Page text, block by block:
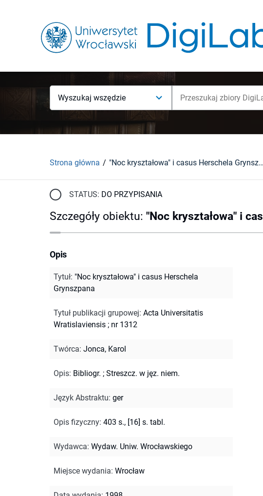
Wyszukaj wszędzie
Strona główna "Noc kryształowa" i casus Herschela Grynszpana
STATUS: DO PRZYPISANIA
Szczegóły obiektu: "Noc kryształowa" i
Opis
Tytuł: "Noc kryształowa" i casus Herschela
Grynszpana
Tytuł publikacji grupowej: Acta Universitatis
Wratislaviensis ; nr 1312
Twórca: Jonca, Karol
Opis: Bibliogr. ; Streszcz. w jęz. niem.
Język Abstraktu: ger
Opis fizyczny: 403 s., [16] s. tabl.
Wydawca: Wydaw. Uniw. Wrocławskiego
Miejsce wydania: Wrocław